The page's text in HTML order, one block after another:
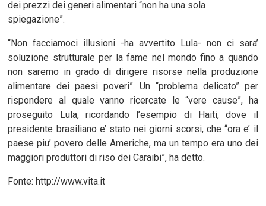
dei prezzi dei generi alimentari “non ha una sola
spiegazione”.
“Non facciamoci illusioni -ha avvertito Lula- non ci sara’
soluzione strutturale per la fame nel mondo fino a quando
non saremo in grado di dirigere risorse nella produzione
alimentare dei paesi poveri”. Un “problema delicato” per
rispondere al quale vanno ricercate le “vere cause”, ha
proseguito Lula, ricordando l’esempio di Haiti, dove il
presidente brasiliano e’ stato nei giorni scorsi, che “ora e’ il
paese piu’ povero delle Americhe, ma un tempo era uno dei
maggiori produttori di riso dei Caraibi”, ha detto.
Fonte: http://www.vita.it